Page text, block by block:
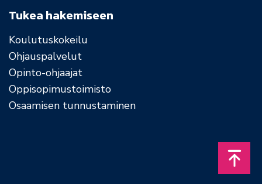
Tukea hakemiseen
Koulutuskokeilu
Ohjauspalvelut
Opinto-ohjaajat
Oppisopimustoimisto
Osaamisen tunnustaminen